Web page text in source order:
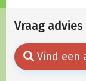
Vraag
Vind een